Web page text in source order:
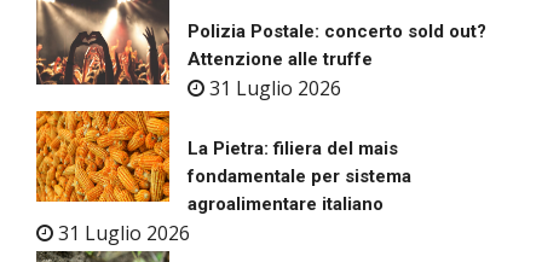
Polizia Postale: concerto sold out?
Attenzione alle truffe
31 Luglio 2026
La Pietra: filiera del mais
fondamentale per sistema
agroalimentare italiano
31 Luglio 2026